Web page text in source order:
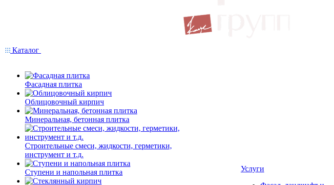
Каталог
Фасадная плитка
Облицовочный кирпич
Минеральная, бетонная плитка
Строительные смеси, жидкости, герметики,
инструмент и т.д.
Ступени и напольная плитка
Услуги